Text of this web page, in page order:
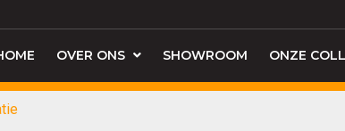
OVER ONS SHOWROOM ONZE